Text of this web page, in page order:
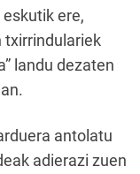
ere,
txirrindulariek
landu dezaten
antolatu
adierazi zuen